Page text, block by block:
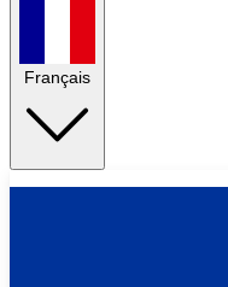
Français